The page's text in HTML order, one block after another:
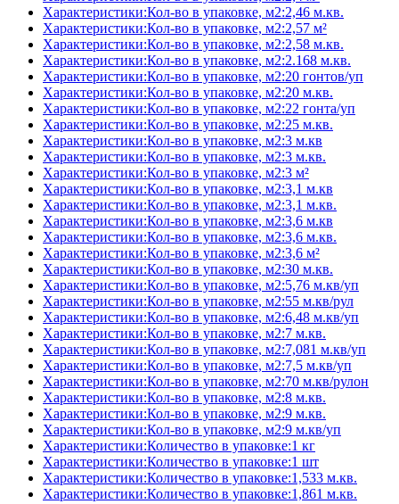
Характеристики:Кол-во в упаковке, м2:2,46 м.кв.
Характеристики:Кол-во в упаковке, м2:2,57 м²
Характеристики:Кол-во в упаковке, м2:2,58 м.кв.
Характеристики:Кол-во в упаковке, м2:2.168 м.кв.
Характеристики:Кол-во в упаковке, м2:20 гонтов/уп
Характеристики:Кол-во в упаковке, м2:20 м.кв.
Характеристики:Кол-во в упаковке, м2:22 гонта/уп
Характеристики:Кол-во в упаковке, м2:25 м.кв.
Характеристики:Кол-во в упаковке, м2:3 м.кв
Характеристики:Кол-во в упаковке, м2:3 м.кв.
Характеристики:Кол-во в упаковке, м2:3 м²
Характеристики:Кол-во в упаковке, м2:3,1 м.кв
Характеристики:Кол-во в упаковке, м2:3,1 м.кв.
Характеристики:Кол-во в упаковке, м2:3,6 м.кв
Характеристики:Кол-во в упаковке, м2:3,6 м.кв.
Характеристики:Кол-во в упаковке, м2:3,6 м²
Характеристики:Кол-во в упаковке, м2:30 м.кв.
Характеристики:Кол-во в упаковке, м2:5,76 м.кв/уп
Характеристики:Кол-во в упаковке, м2:55 м.кв/рул
Характеристики:Кол-во в упаковке, м2:6,48 м.кв/уп
Характеристики:Кол-во в упаковке, м2:7 м.кв.
Характеристики:Кол-во в упаковке, м2:7,081 м.кв/уп
Характеристики:Кол-во в упаковке, м2:7,5 м.кв/уп
Характеристики:Кол-во в упаковке, м2:70 м.кв/рулон
Характеристики:Кол-во в упаковке, м2:8 м.кв.
Характеристики:Кол-во в упаковке, м2:9 м.кв.
Характеристики:Кол-во в упаковке, м2:9 м.кв/уп
Характеристики:Количество в упаковке:1 кг
Характеристики:Количество в упаковке:1 шт
Характеристики:Количество в упаковке:1,533 м.кв.
Характеристики:Количество в упаковке:1,861 м.кв.